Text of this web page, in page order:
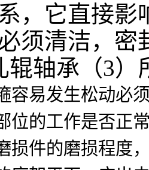
，它直接影
须清洁，
辊轴承（3
容易发生松动必
位的工作是否正
损件的磨损程度